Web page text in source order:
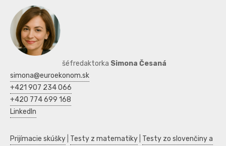
šéfredaktorka Simona Česaná
simona@euroekonom.sk
+421 907 234 066
+420 774 699 168
LinkedIn
Prijímacie skúšky Testy z matematiky Testy zo slovenčiny a